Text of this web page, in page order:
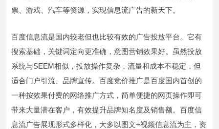
票、游戏、汽车等资源，实现信息流广告的新天下。
百度信息流是国内较老但也比较有效的广告投放平台。它有
搜索基础，关键词定向更准确，意图营销效果好。虽然投放
系统与SEEM相似，投放操作复杂，流量和成本不稳定，但
适合门户引流、品牌宣传。百度竞价推广是百度国内首创的
一种按效果付费的网络推广方式，简单便捷的网页操作即可
带来大量潜在客户，有效提升品牌知名度及销售额。百度信
息流广告展现形式多样化，大多以图文+视频信息流为主，资